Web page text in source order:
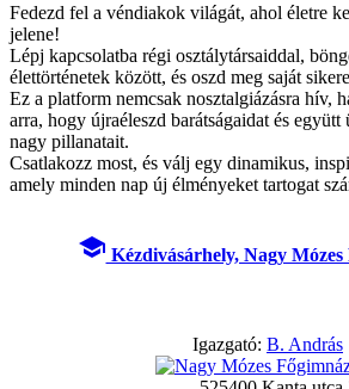
Fedezd fel a véndiakok világát, ahol életre
jelene!
Lépj kapcsolatba régi osztálytársaiddal,
élettörténetek között, és oszd meg saját
Ez a platform nemcsak nosztalgiázásra hív,
arra, hogy újraéleszd barátságaidat és együtt
nagy pillanatait.
Csatlakozz most, és válj egy dinamikus,
amely minden nap új élményeket tartogat
school Kézdivásárhely, Nagy
Igazgató: B. András